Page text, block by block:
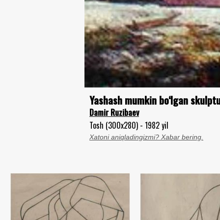
Yashash mumkin bo‘lgan
Damir Ruzibaev
Tosh (300x280) - 1982 yil
Xatoni aniqladingizmi? Xabar bering.